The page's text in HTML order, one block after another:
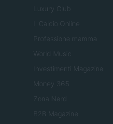
Luxury Club
Il Calcio Online
Professione mamma
World Music
Investimenti Magazine
Money 365
Zona Nerd
B2B Magazine